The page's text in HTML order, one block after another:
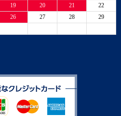
19 20 21
22
26 27 28
29